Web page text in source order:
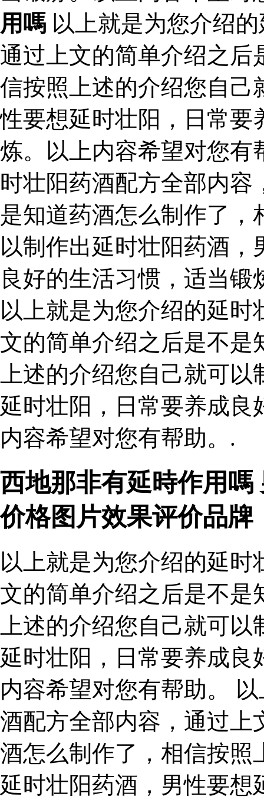
用嗎 以上就是为您介绍
通过上文的简单介绍之后
信按照上述的介绍您自己
性要想延时壮阳，日常要
炼。以上内容希望对您有
时壮阳药酒配方全部内
是知道药酒怎么制作了
以制作出延时壮阳药酒
良好的生活习惯，适当
以上就是为您介绍的延
文的简单介绍之后是不是
上述的介绍您自己就可
延时壮阳，日常要养成良
内容希望对您有帮助。.
西地那非有延時作用
价格图片效果评价品牌
以上就是为您介绍的延
文的简单介绍之后是不是
上述的介绍您自己就可
延时壮阳，日常要养成良
内容希望对您有帮助。
酒配方全部内容，通过上
酒怎么制作了，相信按照
延时壮阳药酒，男性要想